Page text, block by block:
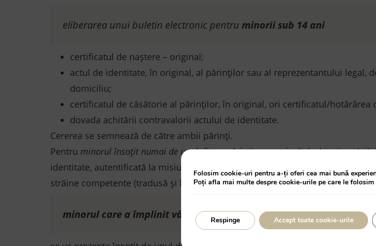
eliberarea unui buletin electronic pentru minorii sub 14 ani
certificatul de naștere – original;
actul de identitate, în original, al părinților sau al reprezentantului legal,
domiciliu;
certificatul de căsătorie al părinților, în original, ori certificatul/hotărârea
dovada achitării contravalorii actului de identitate.
Cererea se semnează de către ambii părinți.
Pentru minorul însoţit numai de unul dintre părinţi, se prezintă declaraţia
identitate, autentificată la misiunea diplomatică a României din statul în
străine competente (tradusă şi legalizată potrivit normelor legale în vigoare).
minorul care a împlinit vârsta de 14 ani
Folosim cookie-uri pentru a-ți oferi cea mai bună
Poți afla mai multe despre cookie-urile pe care le
Accept toate cookie-urile
Respinge